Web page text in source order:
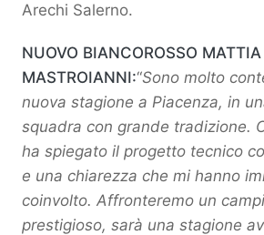
Arechi Salerno.
NUOVO BIANCOROSSO MATTIA
MASTROIANNI:“Sono molto
nuova stagione a Piacenza, in
squadra con grande tradizione.
ha spiegato il progetto tecnico
e una chiarezza che mi hanno
coinvolto. Affronteremo un
prestigioso, sarà una stagione